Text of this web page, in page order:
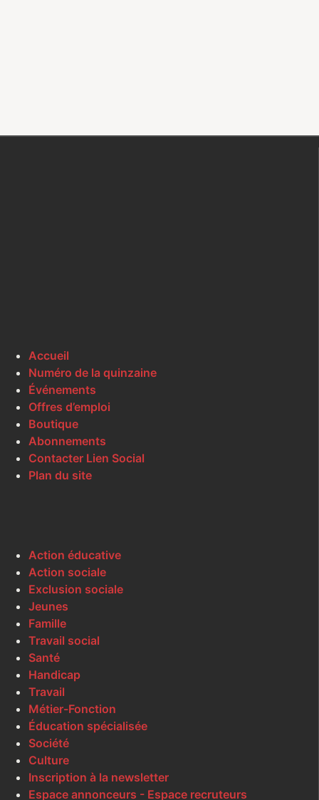
Accueil
Numéro de la quinzaine
Événements
Offres d’emploi
Boutique
Abonnements
Contacter Lien Social
Plan du site
Action éducative
Action sociale
Exclusion sociale
Jeunes
Famille
Travail social
Santé
Handicap
Travail
Métier-Fonction
Éducation spécialisée
Société
Culture
Inscription à la newsletter
Espace annonceurs - Espace recruteurs